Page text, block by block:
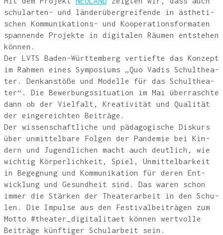
schul­ar­ten- und län­der­über­grei­fen­de in ästhe­ti­
schen Kom­mu­ni­ka­ti­ons- und Koope­ra­ti­ons­for­ma­ten
span­nen­de Pro­jek­te in digi­ta­len Räu­men ent­ste­hen
kön­nen.
Der LVTS Baden-Würt­tem­berg ver­tief­te das Kon­zept
im Rah­men eines Sym­po­si­ums „Quo Vadis Schul­thea­
ter. Denk­an­stö­ße und Model­le für das Schul­thea­
ter“. Die Bewer­bungs­si­tua­ti­on im Mai über­rasch­te
dann ob der Viel­falt, Krea­ti­vi­tät und Qua­li­tät
der ein­ge­reich­ten Bei­trä­ge.
Der wis­sen­schaft­li­che und päd­ago­gi­sche Dis­kurs
über unmit­tel­ba­re Fol­gen der Pan­de­mie bei Kin­
dern und Jugend­li­chen macht auch deut­lich, wie
wich­tig Kör­per­lich­keit, Spiel, Unmit­tel­bar­keit
in Begeg­nung und Kom­mu­ni­ka­ti­on für deren Ent­
wick­lung und Gesund­heit sind. Das waren schon
immer die Stär­ken der Thea­ter­ar­beit in den Schu­
len. Die Impul­se aus den Fes­ti­val­bei­trä­gen zum
Mot­to #theater_digitalitaet kön­nen wert­vol­le
Bei­trä­ge künf­ti­ger Schul­ar­beit sein.